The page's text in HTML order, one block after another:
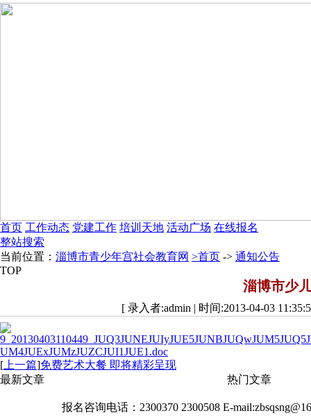
首页 工作动态 党建工作 培训天地 活动广场 在线报名
整站搜索
当前位置： 淄博市青少年宫社会教育网 >首页 -> 通知公告
TOP
淄博市少
[ 录入者:admin | 时间:2013-04-03
UM4JUExJUMzJUZCJUI1JUE1.doc
[ 上一篇]免费艺术大餐 即将精彩呈现
最新文章
热门文章
报名咨询电话：2300370 2300508 E-